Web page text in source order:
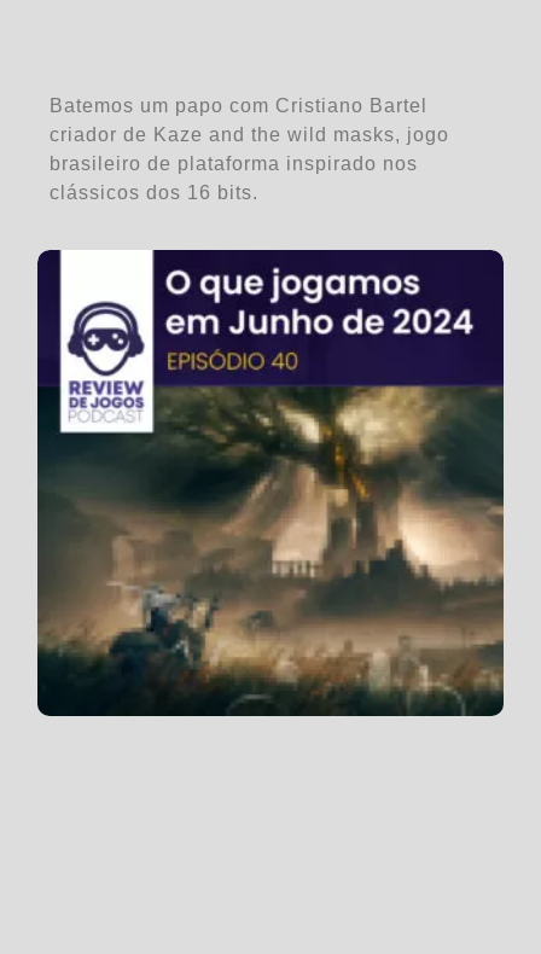
Batemos um papo com Cristiano Bartel
criador de Kaze and the wild masks, jogo
brasileiro de plataforma inspirado nos
clássicos dos 16 bits.